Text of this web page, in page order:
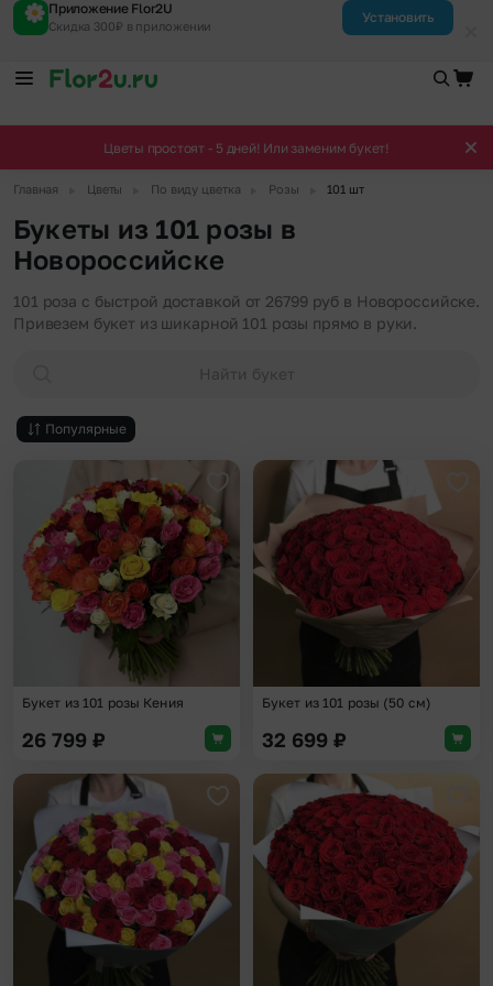
Приложение Flor2U
Скидка 300₽ в приложении
Установить
Цветы простоят - 5 дней! Или заменим букет!
Главная Цветы По виду цветка Розы 101 шт
Букеты из 101 розы в
Новороссийске
101 роза с быстрой доставкой от 26799 руб в Новороссийске.
Привезем букет из шикарной 101 розы прямо в руки.
Найти букет
Популярные
Добавить в избранное
Букет из 101 розы Кения
26 799 ₽
Букет из 101 розы (50 см)
32 699 ₽
Добавить в избранное